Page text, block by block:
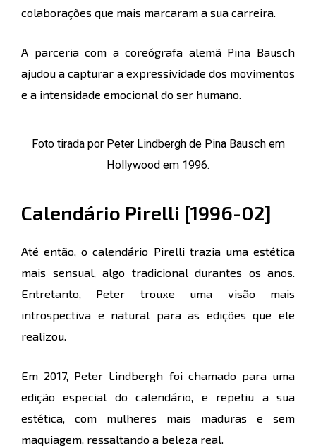
colaborações que mais marcaram a sua carreira.
A parceria com a coreógrafa alemã Pina Bausch
ajudou a capturar a expressividade dos movimentos
e a intensidade emocional do ser humano.
Foto tirada por Peter Lindbergh de Pina Bausch em
Hollywood em 1996.
Calendário Pirelli [1996-02]
Até então, o calendário Pirelli trazia uma estética
mais sensual, algo tradicional durantes os anos.
Entretanto, Peter trouxe uma visão mais
introspectiva e natural para as edições que ele
realizou.
Em 2017, Peter Lindbergh foi chamado para uma
edição especial do calendário, e repetiu a sua
estética, com mulheres mais maduras e sem
maquiagem, ressaltando a beleza real.